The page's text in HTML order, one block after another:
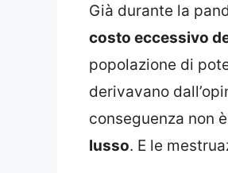
Già durante la
costo eccessivo
popolazione di
derivavano
conseguenza non
lusso. E le